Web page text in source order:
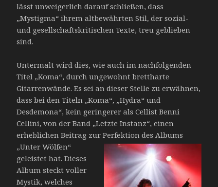
lässt unweigerlich darauf schließen, dass
„Mystigma“ ihrem altbewährten Stil, der sozial-
und gesellschaftskritischen Texte, treu geblieben
sind.
Untermalt wird dies, wie auch im nachfolgenden
Titel „Koma“, durch ungewohnt brettharte
Gitarrenwände. Es sei an dieser Stelle zu erwähnen,
dass bei den Titeln „Koma“, „Hydra“ und
Desdemona“, kein geringerer als Cellist Benni
Cellini, von der Band „Letzte Instanz“, einen
erheblichen Beitrag zur Perfektion des Albums
„Unter Wölfen“
geleistet hat. Dieses
Album steckt voller
Mystik, welches